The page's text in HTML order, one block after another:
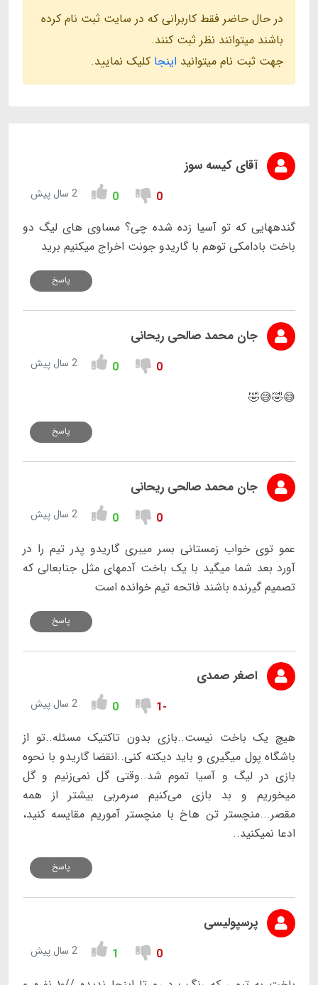
در حال حاضر فقط کاربرانی که در سایت ثبت نام کرده
باشند میتوانند نظر ثبت کنند.
جهت ثبت نام میتوانید اینجا کلیک نمایید.
آقای کیسه سوز
0
0 2 سال پیش
گندههایی که تو آسیا زده شده چی؟ مساوی های لیگ دو
باخت بادامکی توهم با گاریدو جونت اخراج میکنیم برید
پاسخ
جان محمد صالحی ریحانی
0
0 2 سال پیش
😅🤣😅🤣
پاسخ
جان محمد صالحی ریحانی
0
0 2 سال پیش
عمو توی خواب زمستانی بسر میبری گاریدو پدر تیم را در
آورد بعد شما میگید با یک باخت آدمهای مثل جنابعالی که
تصمیم گیرنده باشند فاتحه تیم خوانده است
پاسخ
اصغر صمدی
-1
0 2 سال پیش
هیچ یک باخت نیست..بازی بدون تاکتیک مسئله..تو از
باشگاه پول میگیری و باید دیکته کنی..انقضا گاریدو با نحوه
بازی در لیگ و آسیا تموم شد..وقتی گل نمی‌زنیم و گل
میخوریم و بد بازی می‌کنیم سرمربی بیشتر از همه
مقصر...منچستر تن هاخ با منچستر آموریم مقایسه کنید،
ادعا نمیکنید..
پاسخ
پرسپولیسی
0
1 2 سال پیش